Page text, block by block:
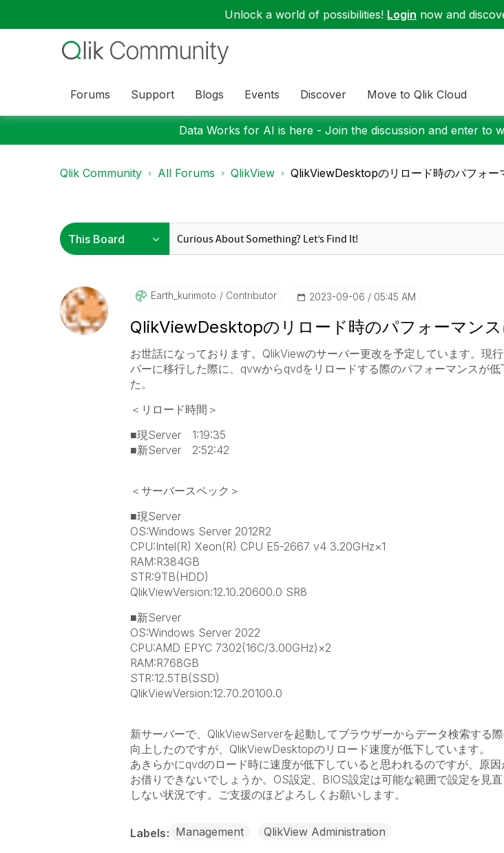
Unlock a world of possibilities! Login now and
Forums Support Blogs Events Discover Move to Qlik Cloud
Data Works for AI is here - Join the discussion and enter to
Qlik Community All Forums QlikView QlikViewDesktopのリロード時のパフォー
Earth_kurimoto Contributor ‎2023-09-06 05:45 AM
QlikViewDesktopのリロード時のパフォーマン
お世話になっております。QlikViewのサーバー更改を予定しています。現
バーに移行した際に、qvwからqvdをリロードする際のパフォーマンスが低
た。
＜リロード時間＞
■現Server 1:19:35
■新Server 2:52:42
＜サーバースペック＞
■現Server
OS:Windows Server 2012R2
CPU:Intel(R) Xeon(R) CPU E5-2667 v4 3.20GHz×1
RAM:R384GB
STR:9TB(HDD)
QlikViewVersion:12.10.20600.0 SR8
■新Server
OS:Windows Server 2022
CPU:AMD EPYC 7302(16C/3.00GHz)×2
RAM:R768GB
STR:12.5TB(SSD)
QlikViewVersion:12.70.20100.0
新サーバーで、QlikViewServerを起動してブラウザーからデータ検索する
向上したのですが、QlikViewDesktopのリロード速度が低下しています。
あきらかにqvdのロード時に速度が低下していると思われるのですが、原
お借りできないでしょうか。OS設定、BIOS設定は可能な範囲で設定を見
しない状況です。ご支援のほどよろしくお願いします。
Labels Management QlikView Administration